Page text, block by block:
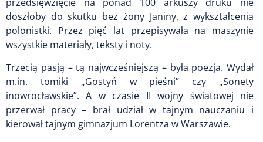
doszłoby do skutku bez żony Janiny, z wykształcenia
polonistki. Przez pięć lat przepisywała na maszynie
wszystkie materiały, teksty i noty.
Trzecią pasją – tą najwcześniejszą – była poezja. Wydał
m.in. tomiki „Gostyń w pieśni” czy „Sonety
inowrocławskie”. A w czasie II wojny światowej nie
przerwał pracy – brał udział w tajnym nauczaniu i
kierował tajnym gimnazjum Lorentza w Warszawie.